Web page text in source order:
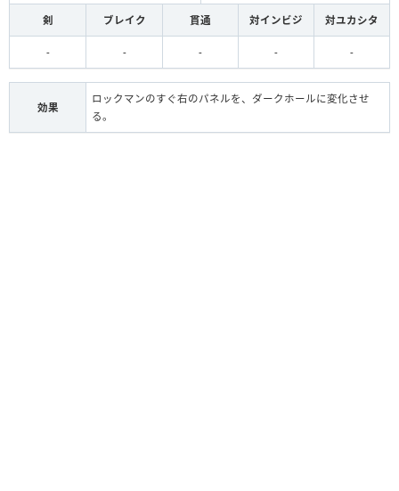
剣 ブレイク 貫通 対インビジ 対ユカシタ
- - - - -
効果
ロックマンのすぐ右のパネルを、ダークホールに変化させ
る。